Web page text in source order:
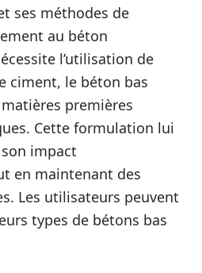
ses méthodes de
au béton
l’utilisation de
ciment, le béton bas
premières
Cette formulation lui
impact
en maintenant des
Les utilisateurs peuvent
types de bétons bas